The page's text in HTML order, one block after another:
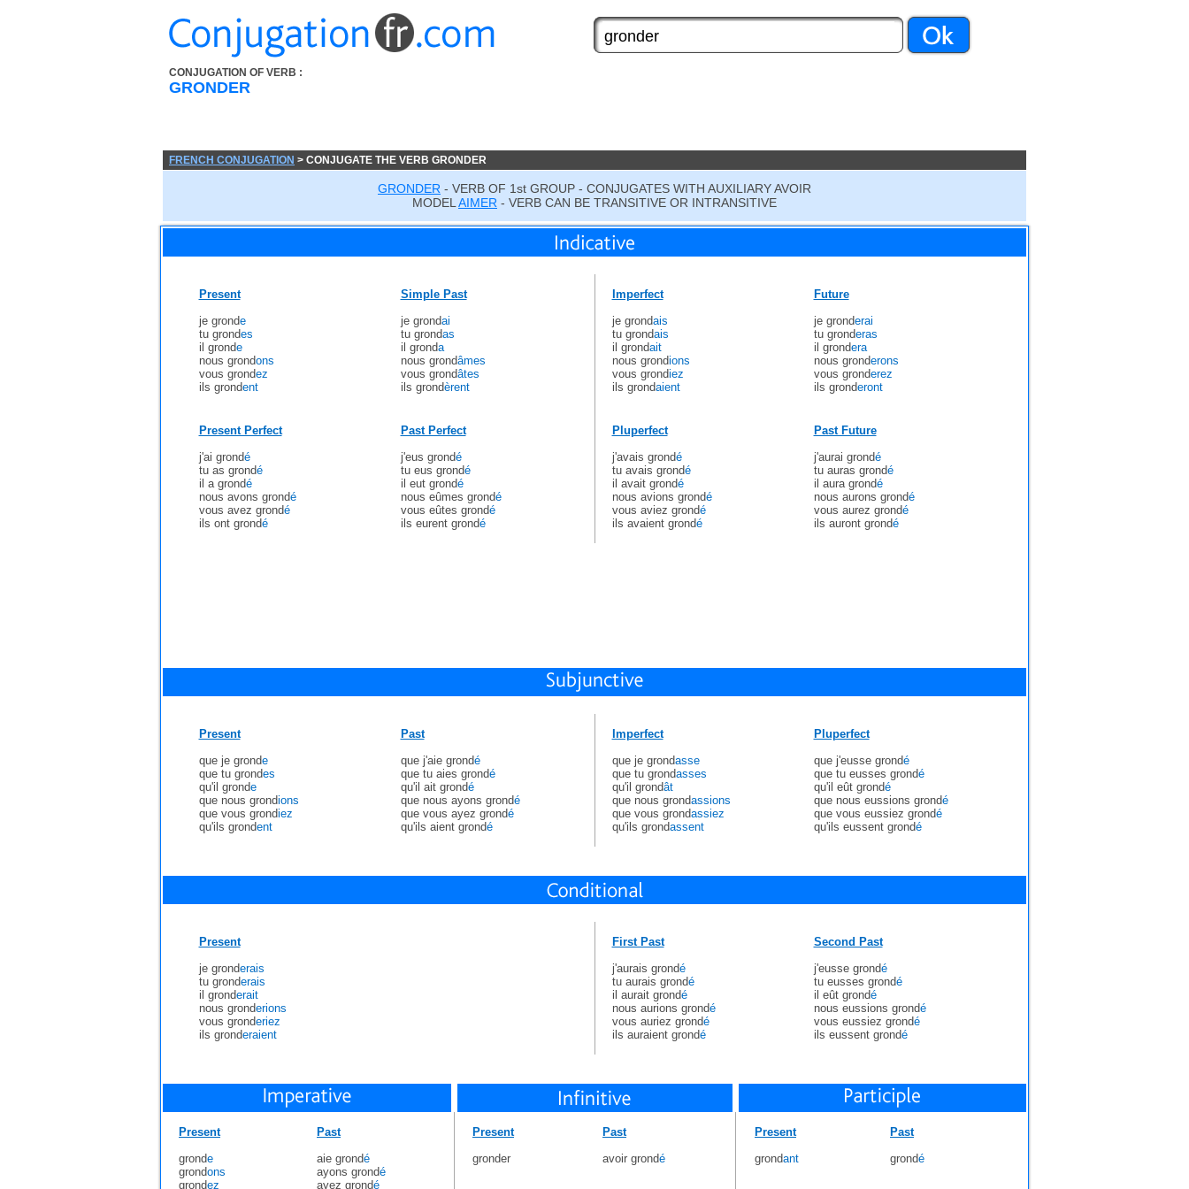
CONJUGATION OF VERB :
GRONDER
FRENCH CONJUGATION > CONJUGATE THE VERB GRONDER
GRONDER - VERB OF 1st GROUP - CONJUGATES WITH AUXILIARY AVOIR
MODEL AIMER - VERB CAN BE TRANSITIVE OR INTRANSITIVE
Present
je gronde
tu grondes
il gronde
nous grondons
vous grondez
ils grondent
Simple Past
je grondai
tu grondas
il gronda
nous grondâmes
vous grondâtes
ils grondèrent
Present Perfect
j'ai grondé
tu as grondé
il a grondé
nous avons grondé
vous avez grondé
ils ont grondé
Past Perfect
j'eus grondé
tu eus grondé
il eut grondé
nous eûmes grondé
vous eûtes grondé
ils eurent grondé
Imperfect
je grondais
tu grondais
il grondait
nous grondions
vous grondiez
ils grondaient
Future
je gronderai
tu gronderas
il grondera
nous gronderons
vous gronderez
ils gronderont
Pluperfect
j'avais grondé
tu avais grondé
il avait grondé
nous avions grondé
vous aviez grondé
ils avaient grondé
Past Future
j'aurai grondé
tu auras grondé
il aura grondé
nous aurons grondé
vous aurez grondé
ils auront grondé
Present
que je gronde
que tu grondes
qu'il gronde
que nous grondions
que vous grondiez
qu'ils grondent
Past
que j'aie grondé
que tu aies grondé
qu'il ait grondé
que nous ayons grondé
que vous ayez grondé
qu'ils aient grondé
Imperfect
que je grondasse
que tu grondasses
qu'il grondât
que nous grondassions
que vous grondassiez
qu'ils grondassent
Pluperfect
que j'eusse grondé
que tu eusses grondé
qu'il eût grondé
que nous eussions grondé
que vous eussiez grondé
qu'ils eussent grondé
Present
je gronderais
tu gronderais
il gronderait
nous gronderions
vous gronderiez
ils gronderaient
First Past
j'aurais grondé
tu aurais grondé
il aurait grondé
nous aurions grondé
vous auriez grondé
ils auraient grondé
Second Past
j'eusse grondé
tu eusses grondé
il eût grondé
nous eussions grondé
vous eussiez grondé
ils eussent grondé
Present
gronde
grondons
grondez
Past
aie grondé
ayons grondé
ayez grondé
Present
gronder
Past
avoir grondé
Present
grondant
Past
grondé